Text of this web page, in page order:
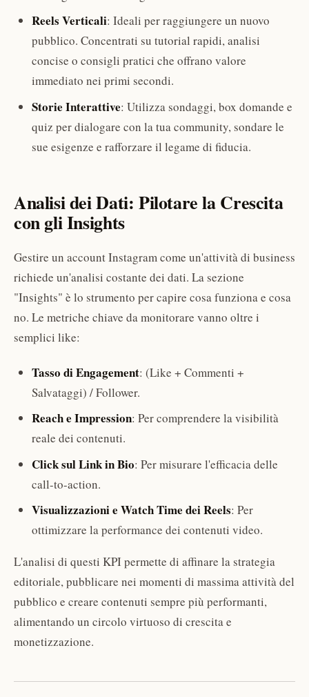
Reels Verticali: Ideali per raggiungere un nuovo
pubblico. Concentrati su tutorial rapidi, analisi
concise o consigli pratici che offrano valore
immediato nei primi secondi.
Storie Interattive: Utilizza sondaggi, box domande e
quiz per dialogare con la tua community, sondare le
sue esigenze e rafforzare il legame di fiducia.
Analisi dei Dati: Pilotare la Crescita
con gli Insights
Gestire un account Instagram come un'attività di business
richiede un'analisi costante dei dati. La sezione
"Insights" è lo strumento per capire cosa funziona e cosa
no. Le metriche chiave da monitorare vanno oltre i
semplici like:
Tasso di Engagement: (Like + Commenti +
Salvataggi) / Follower.
Reach e Impression: Per comprendere la visibilità
reale dei contenuti.
Click sul Link in Bio: Per misurare l'efficacia delle
call-to-action.
Visualizzazioni e Watch Time dei Reels: Per
ottimizzare la performance dei contenuti video.
L'analisi di questi KPI permette di affinare la strategia
editoriale, pubblicare nei momenti di massima attività del
pubblico e creare contenuti sempre più performanti,
alimentando un circolo virtuoso di crescita e
monetizzazione.